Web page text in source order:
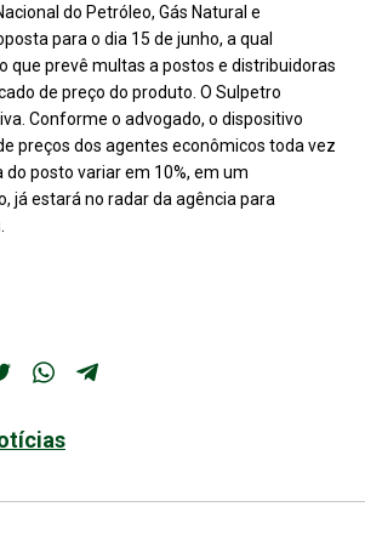
do Petróleo, Gás Natural e
para o dia 15 de junho, a qual
que prevê multas a postos e distribuidoras
de preço do produto. O Sulpetro
Conforme o advogado, o dispositivo
preços dos agentes econômicos toda vez
posto variar em 10%, em um
já estará no radar da agência para